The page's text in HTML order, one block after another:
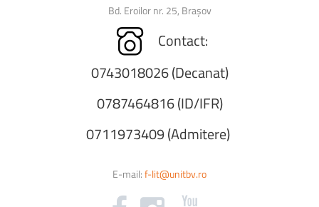
Bd. Eroilor nr. 25, Brașov
Contact:
0743018026 (Decanat)
0787464816 (ID/IFR)
0711973409 (Admitere)
E-mail:f-lit@unitbv.ro